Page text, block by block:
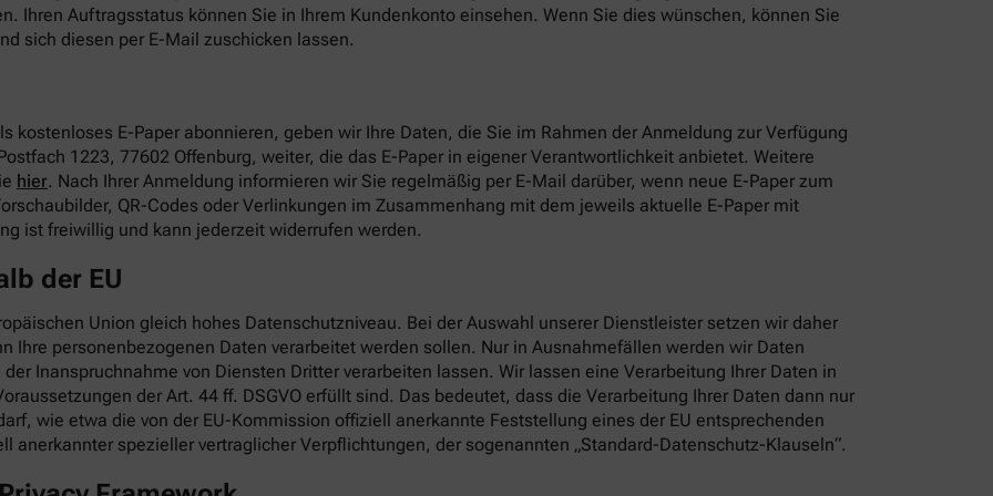
Ihren Auftragsstatus können Sie in Ihrem Kundenkonto einsehen. Wenn Sie dies wünschen, können Sie
sich diesen per E-Mail zuschicken lassen.
kostenloses E-Paper abonnieren, geben wir Ihre Daten, die Sie im Rahmen der Anmeldung zur Verfügung
1223, 77602 Offenburg, weiter, die das E-Paper in eigener Verantwortlichkeit anbietet. Weitere
hier. Nach Ihrer Anmeldung informieren wir Sie regelmäßig per E-Mail darüber, wenn neue E-Paper zum
QR-Codes oder Verlinkungen im Zusammenhang mit dem jeweils aktuelle E-Paper mit
ist freiwillig und kann jederzeit widerrufen werden.
der EU
Union gleich hohes Datenschutzniveau. Bei der Auswahl unserer Dienstleister setzen wir daher
Ihre personenbezogenen Daten verarbeitet werden sollen. Nur in Ausnahmefällen werden wir Daten
Inanspruchnahme von Diensten Dritter verarbeiten lassen. Wir lassen eine Verarbeitung Ihrer Daten in
der Art. 44 ff. DSGVO erfüllt sind. Das bedeutet, dass die Verarbeitung Ihrer Daten dann nur
wie etwa die von der EU-Kommission offiziell anerkannte Feststellung eines der EU entsprechenden
anerkannter spezieller vertraglicher Verpflichtungen, der sogenannten „Standard-Datenschutz-Klauseln“.